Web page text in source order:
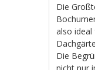
Die
also ideal
Die
nicht nur